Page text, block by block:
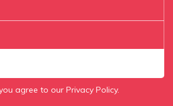
agree to our Privacy Policy.